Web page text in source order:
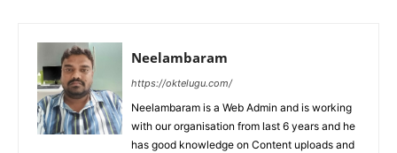
Neelambaram
https://oktelugu.com/
Neelambaram is a Web Admin and is working
with our organisation from last 6 years and he
has good knowledge on Content uploads and